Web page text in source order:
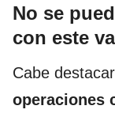
No se
con este
Cabe
operaciones